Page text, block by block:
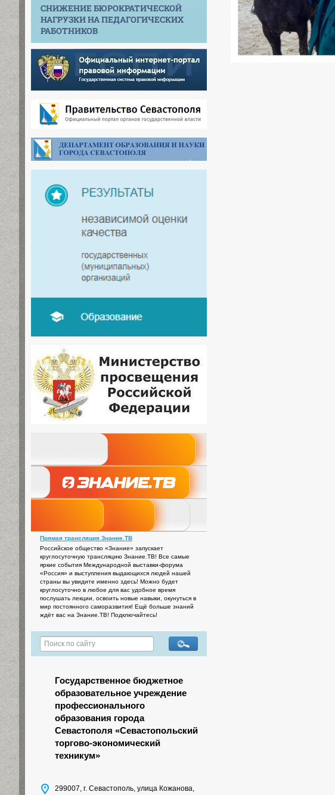
СНИЖЕНИЕ БЮРОКРАТИЧЕСКОЙ
НАГРУЗКИ НА ПЕДАГОГИЧЕСКИХ
РАБОТНИКОВ
Прямая трансляция Знание.ТВ
Российское общество «Знание» запускает
круглосуточную трансляцию Знание.ТВ! Все самые
яркие события Международной выставки-форума
«Россия» и выступления выдающихся людей нашей
страны вы увидите именно здесь! Можно будет
круглосуточно в любое для вас удобное время
послушать лекции, освоить новые навыки, окунуться в
мир постоянного саморазвития! Ещё больше знаний
ждёт вас на Знание.ТВ! Подключайтесь!
Государственное бюджетное
образовательное учреждение
профессионального
образования города
Севастополя «Севастопольский
торгово-экономический
техникум»
299007, г. Севастополь, улица Кожанова,